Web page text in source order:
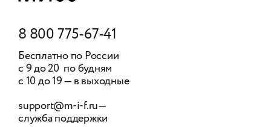
8 800 775-67-41
Бесплатно по России
с 9 до 20 по будням
с 10 до 19 — в выходные
support@m-i-f.ru—
служба поддержки